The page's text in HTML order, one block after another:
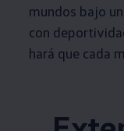
mundos bajo
con
hará que cada